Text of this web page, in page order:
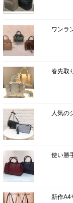
ワンラ
春先取
人気の
使い勝
新作A4